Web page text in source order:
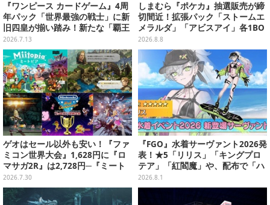
『ワンピース カードゲーム』4周
年パック「世界最強の戦士」に新
旧四皇が揃い踏み！新たな「覇王
色SP」のゾロ、ヤマトなど28枚も
の新カード一挙公開
2026.7.13
しまむら『ポケカ』抽選販売が締
切間近！拡張パック「ストームエ
メラルダ」「アビスアイ」各1BO
Xをラインナップ
2026.8.8
ゲオはセール以外も安い！『ファ
ミコン世界大会』1,628円に『ロ
マサガ2R』は2,728円─『ミート
ピア』『タクティクスオウガR』
『ゼンシンマシンガール』各3,27
8円
2026.7.30
『FGO』水着サーヴァント2026発
表！★5「リリス」「キングプロ
テア」「紅閻魔」や、配布で「ハ
ベトロット」も―今年は全7騎で
お届け
2026.8.1